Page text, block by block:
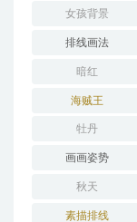
女孩背景
排线画法
暗红
海贼王
牡丹
画画姿势
秋天
素描排线